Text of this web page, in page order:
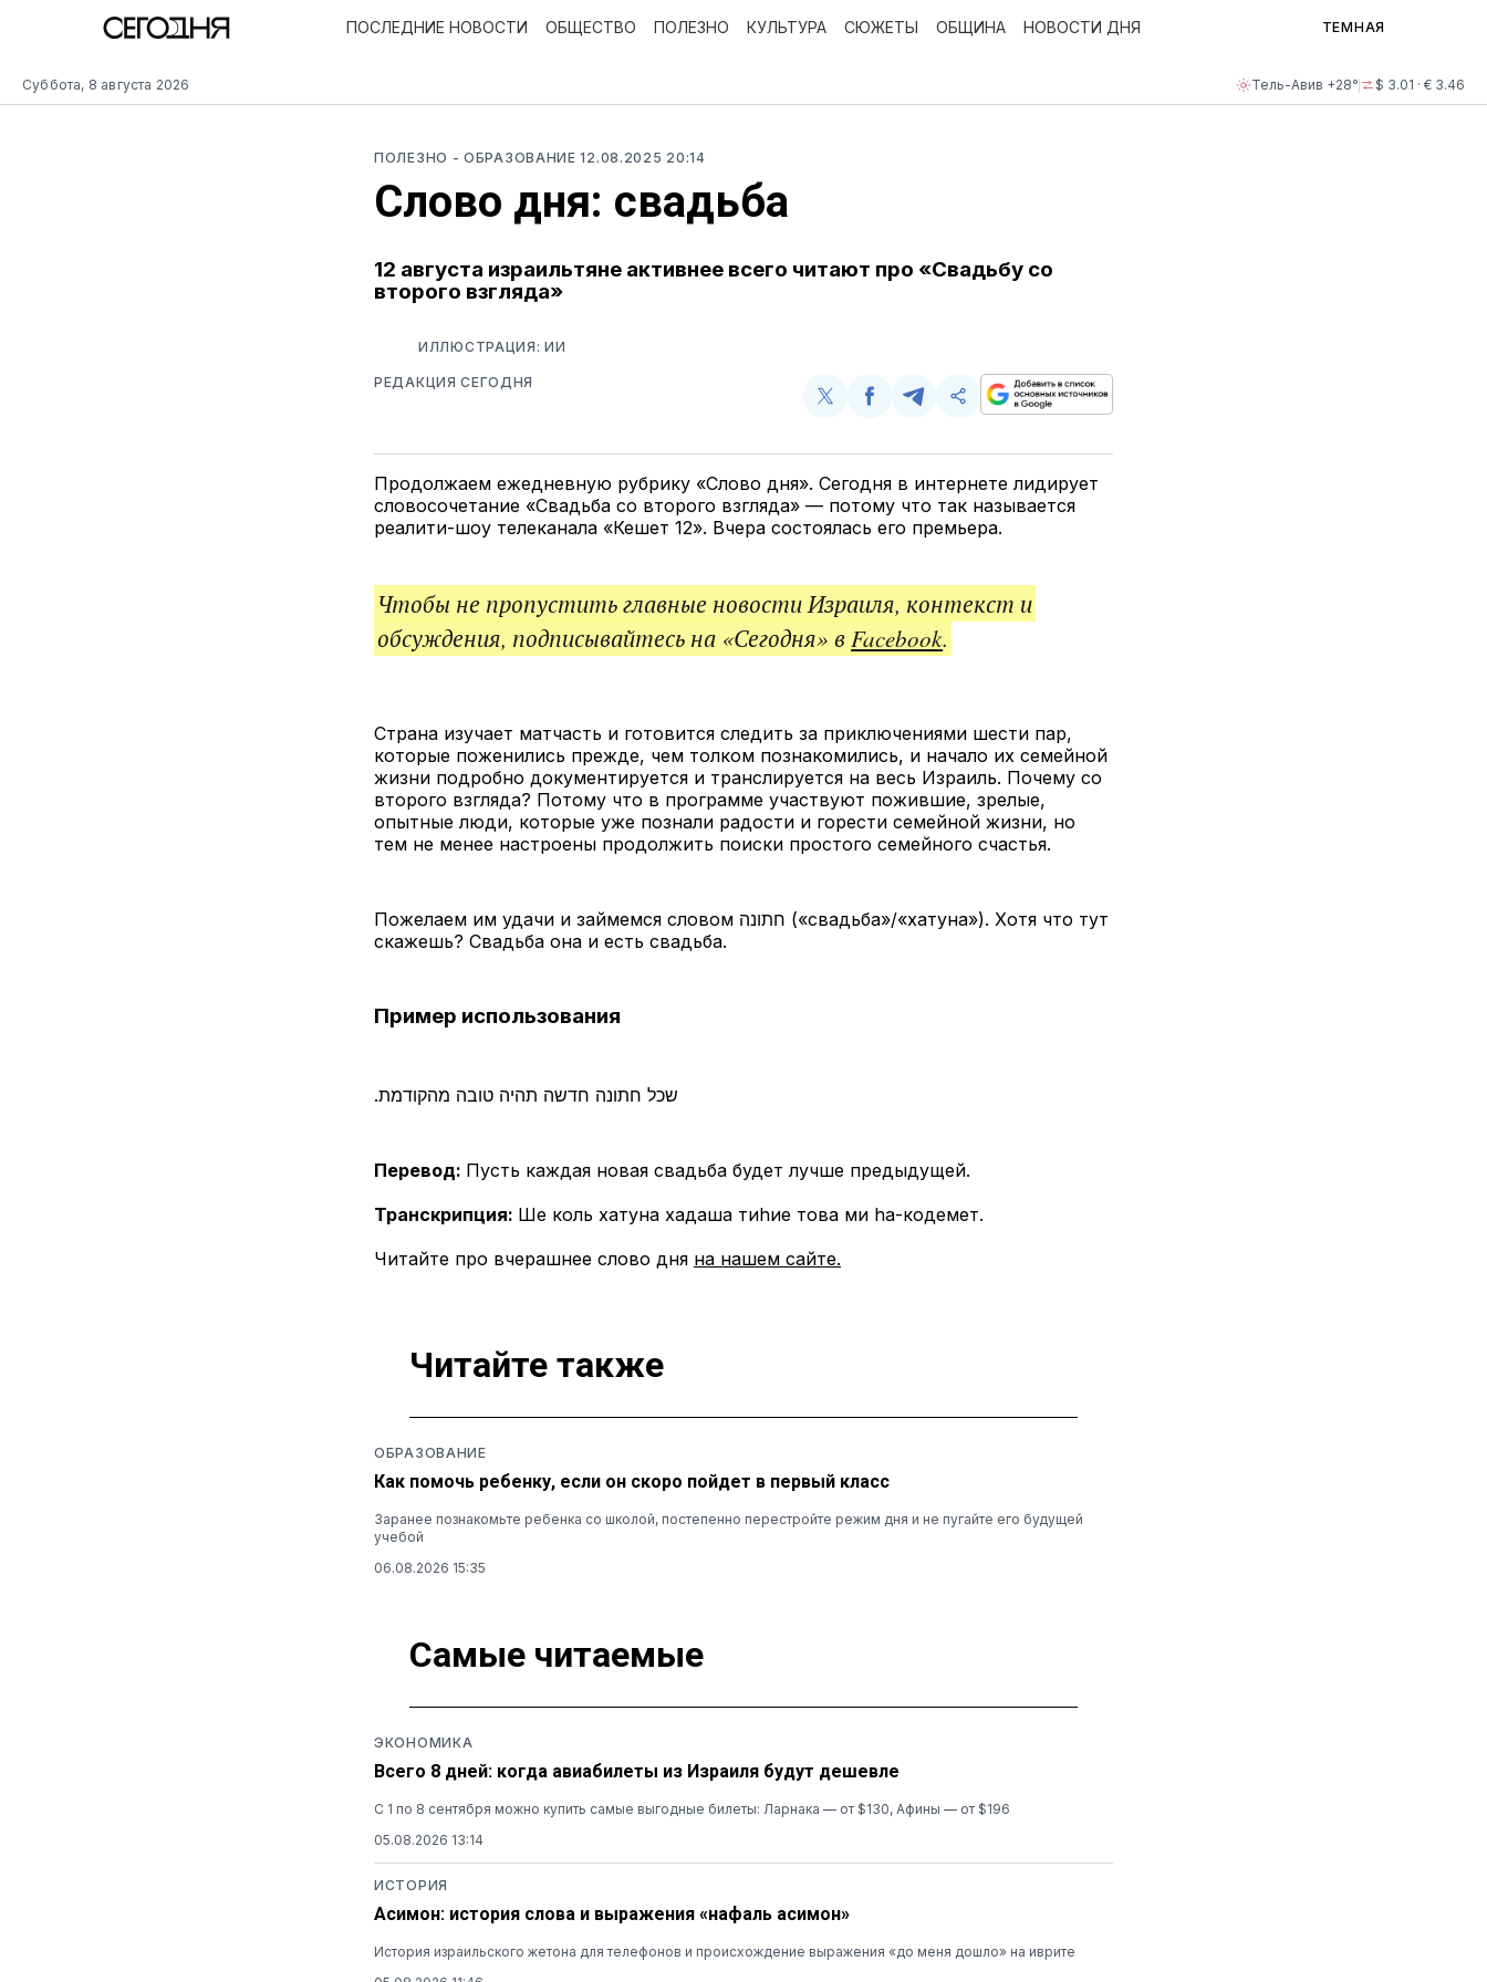
Суббота, 8 августа 2026 Тель-Авив +28° $ 3.01 · € 3.46
ПОСЛЕДНИЕ НОВОСТИ ОБЩЕСТВО ПОЛЕЗНО КУЛЬТУРА СЮЖЕТЫ ОБЩИНА НОВОСТИ ДНЯ ТЕМНАЯ
ПОЛЕЗНО - ОБРАЗОВАНИЕ12.08.2025 20:14
Слово дня: свадьба
12 августа израильтяне активнее всего читают про «Свадьбу со
второго взгляда»
ИЛЛЮСТРАЦИЯ: ИИ
РЕДАКЦИЯ СЕГОДНЯ
Поделиться
Twitter
Поделиться
Facebook
Поделиться
Telegram
Скопируйте
поделитесь
Продолжаем ежедневную рубрику «Слово дня». Сегодня в интернете лидирует
словосочетание «Свадьба со второго взгляда» — потому что так называется
реалити-шоу телеканала «Кешет 12». Вчера состоялась его премьера.
Чтобы не пропустить главные новости Израиля, контекст и
обсуждения, подписывайтесь на «Сегодня» вFacebook.
Страна изучает матчасть и готовится следить за приключениями шести пар,
которые поженились прежде, чем толком познакомились, и начало их семейной
жизни подробно документируется и транслируется на весь Израиль. Почему со
второго взгляда? Потому что в программе участвуют пожившие, зрелые,
опытные люди, которые уже познали радости и горести семейной жизни, но
тем не менее настроены продолжить поиски простого семейного счастья.
Пожелаем им удачи и займемся словом חתונה («свадьба»/«хатуна»). Хотя что тут
скажешь? Свадьба она и есть свадьба.
Пример использования
.שכל חתונה חדשה תהיה טובה מהקודמת
Перевод: Пусть каждая новая свадьба будет лучше предыдущей.
Транскрипция: Ше коль хатуна хадаша тиhие това ми hа-кодемет.
Читайте про вчерашнее слово дня на нашем сайте.
Читайте также
ОБРАЗОВАНИЕ
Как помочь ребенку, если он скоро пойдет в первый класс
Заранее познакомьте ребенка со школой, постепенно перестройте режим дня и не пугайте его будущей
учебой
06.08.2026 15:35
Самые читаемые
ЭКОНОМИКА
Всего 8 дней: когда авиабилеты из Израиля будут дешевле
С 1 по 8 сентября можно купить самые выгодные билеты: Ларнака — от $130, Афины — от $196
05.08.2026 13:14
ИСТОРИЯ
Асимон: история слова и выражения «нафаль асимон»
История израильского жетона для телефонов и происхождение выражения «до меня дошло» на иврите